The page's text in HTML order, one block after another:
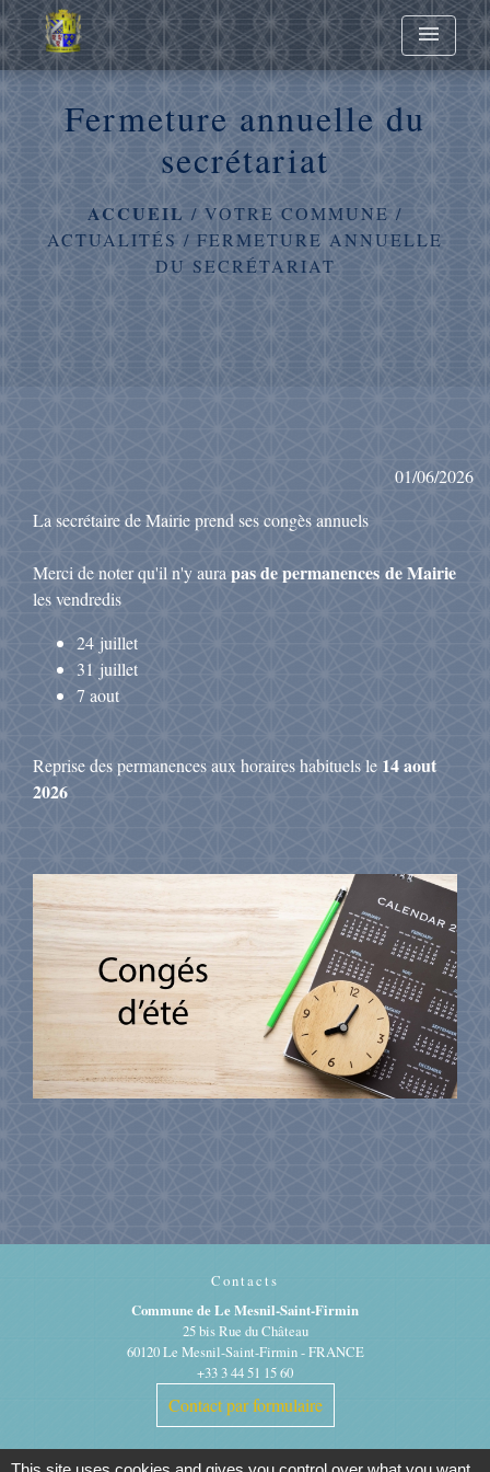
menu
Fermeture annuelle du
secrétariat
ACCUEIL / VOTRE COMMUNE /
ACTUALITÉS / FERMETURE ANNUELLE
DU SECRÉTARIAT
01/06/2026
La secrétaire de Mairie prend ses congès annuels
Merci de noter qu'il n'y aura pas de permanences de Mairie
les vendredis
24 juillet
31 juillet
7 aout
Reprise des permanences aux horaires habituels le 14 aout
2026
Contacts
Commune de Le Mesnil-Saint-Firmin
25 bis Rue du Château
60120 Le Mesnil-Saint-Firmin - FRANCE
+33 3 44 51 15 60
Contact par formulaire